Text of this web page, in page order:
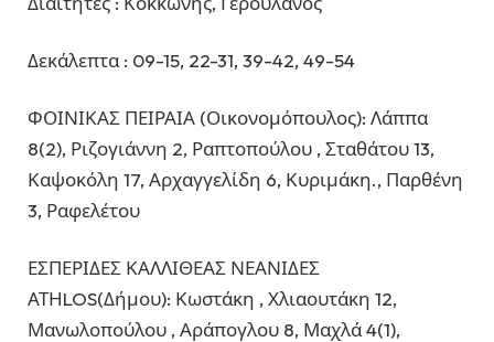
Δεκάλεπτα : 09-15, 22-31, 39-42, 49-54
ΦΟΙΝΙΚΑΣ ΠΕΙΡΑΙΑ (Οικονομόπουλος): Λάππα
8(2), Ριζογιάννη 2, Ραπτοπούλου , Σταθάτου 13,
Καψοκόλη 17, Αρχαγγελίδη 6, Κυριμάκη., Παρθένη
3, Ραφελέτου
ΕΣΠΕΡΙΔΕΣ ΚΑΛΛΙΘΕΑΣ ΝΕΑΝΙΔΕΣ
ΑΤΗLOS(Δήμου): Κωστάκη , Χλιαουτάκη 12,
Μανωλοπούλου , Αράπογλου 8, Μαχλά 4(1),